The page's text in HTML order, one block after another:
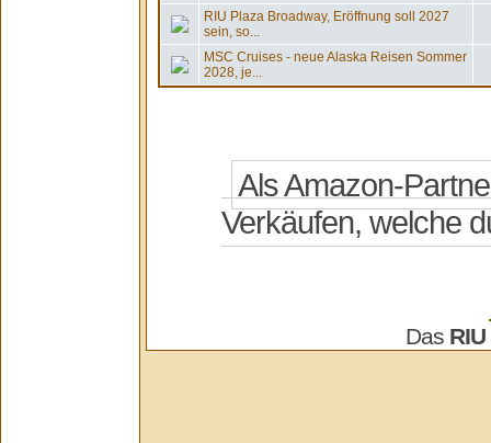
RIU Plaza Broadway, Eröffnung soll 2027
sein, so...
MSC Cruises - neue Alaska Reisen Sommer
2028, je...
Das